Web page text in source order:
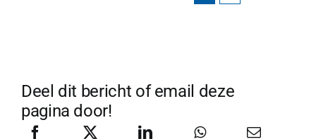
Deel dit bericht of email deze
pagina door!